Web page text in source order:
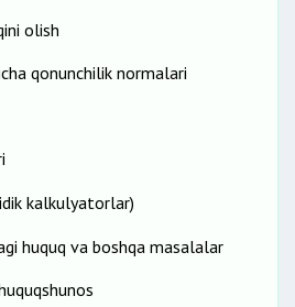
olish
qonunchilik normalari
kalkulyatorlar)
huquq va boshqa masalalar